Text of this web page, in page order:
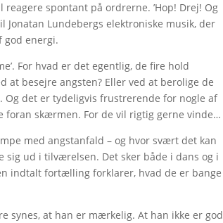
spontant på ordrerne. ’Hop! Drej! Og
Jonatan Lundebergs elektroniske musik, der
god energi.
For hvad er det egentlig, de fire hold
at besejre angsten? Eller ved at berolige de
Og det er tydeligvis frustrerende for nogle af
foran skærmen. For de vil rigtig gerne vinde…
med angstanfald – og hvor svært det kan
ud i tilværelsen. Det sker både i dans og i
indtalt fortælling forklarer, hvad de er bange
synes, at han er mærkelig. At han ikke er god